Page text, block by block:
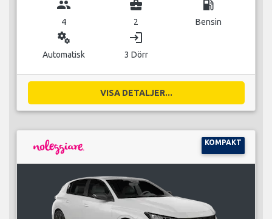
group
4
business_center
2
local_gas_station
Bensin
miscellaneous_services
Automatisk
login
3 Dörr
VISA DETALJER...
KOMPAKT